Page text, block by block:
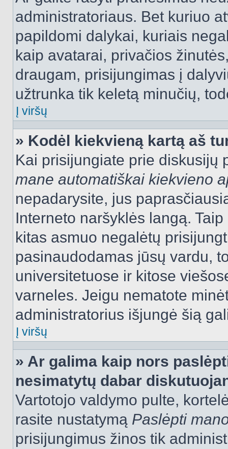
administratoriaus. Bet kuriuo
papildomi dalykai, kuriais
kaip avatarai, privačios
draugam, prisijungimas į
užtrunka tik keletą minučių,
Į viršų
» Kodėl kiekvieną kartą aš
Kai prisijungiate prie diskusijų
mane automatiškai kiekvieno
nepadarysite, jus
Interneto naršyklės langą.
kitas asmuo negalėtų
pasinaudodamas jūsų vardu,
universitetuose ir kitose
varneles. Jeigu nematote
administratorius išjungė šią
Į viršų
» Ar galima kaip nors
nesimatytų dabar
Vartotojo valdymo pulte,
rasite nustatymą Paslėpti
prisijungimus žinos tik